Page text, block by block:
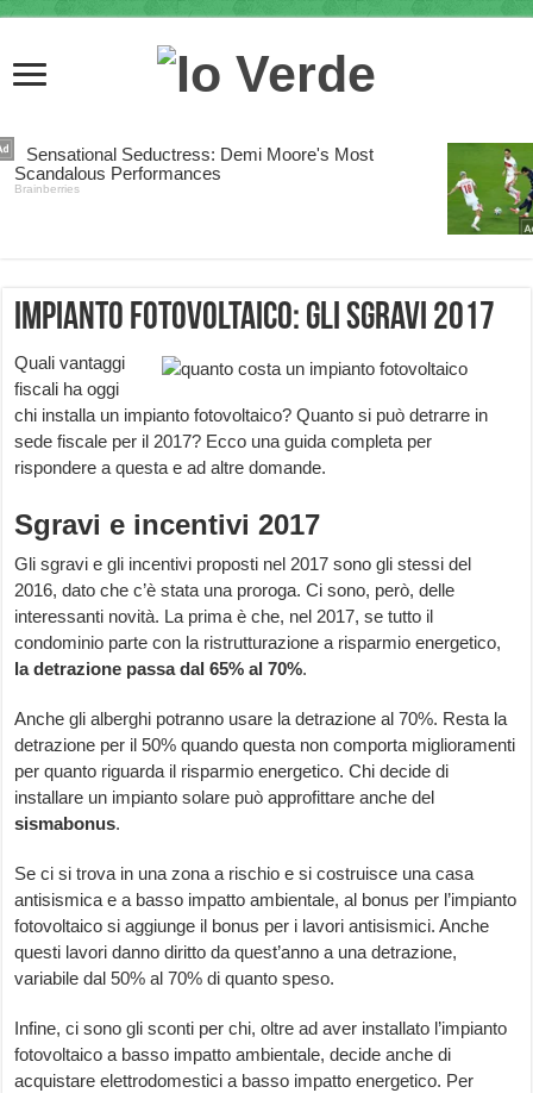
Impianto fotovoltaico: gli sgravi 2017
Quali vantaggi
fiscali ha oggi
chi installa un impianto fotovoltaico? Quanto si può detrarre in
sede fiscale per il 2017? Ecco una guida completa per
rispondere a questa e ad altre domande.
Sgravi e incentivi 2017
Gli sgravi e gli incentivi proposti nel 2017 sono gli stessi del
2016, dato che c’è stata una proroga. Ci sono, però, delle
interessanti novità. La prima è che, nel 2017, se tutto il
condominio parte con la ristrutturazione a risparmio energetico,
la detrazione passa dal 65% al 70%.
Anche gli alberghi potranno usare la detrazione al 70%. Resta la
detrazione per il 50% quando questa non comporta miglioramenti
per quanto riguarda il risparmio energetico. Chi decide di
installare un impianto solare può approfittare anche del
sismabonus.
Se ci si trova in una zona a rischio e si costruisce una casa
antisismica e a basso impatto ambientale, al bonus per l’impianto
fotovoltaico si aggiunge il bonus per i lavori antisismici. Anche
questi lavori danno diritto da quest’anno a una detrazione,
variabile dal 50% al 70% di quanto speso.
Infine, ci sono gli sconti per chi, oltre ad aver installato l’impianto
fotovoltaico a basso impatto ambientale, decide anche di
acquistare elettrodomestici a basso impatto energetico. Per